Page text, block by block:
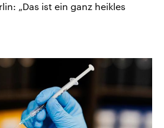
„Das ist ein ganz heikles